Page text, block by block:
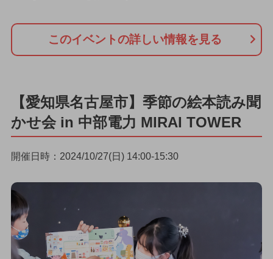
このイベントの詳しい情報を見る
【愛知県名古屋市】季節の絵本読み聞
かせ会 in 中部電力 MIRAI TOWER
開催日時：2024/10/27(日) 14:00-15:30